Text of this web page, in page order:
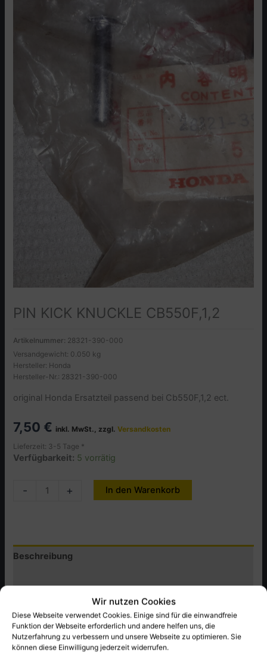
Wir nutzen Cookies
Diese Webseite verwendet Cookies. Einige sind für die einwandfreie
Funktion der Webseite erforderlich und andere helfen uns, die
Nutzerfahrung zu verbessern und unsere Webseite zu optimieren. Sie
können diese Einwilligung jederzeit widerrufen.
PIN KICK KNUCKLE CB550F,1,2
Artikelnummer: 28321-390-000
Versandgewicht: 0.050 kg
Hersteller: Honda
Hersteller-Nr.: 28321-390-000
original Honda Ersatzteil passend bei Cb550F,1,2 ect.
7,50 € inkl. MwSt., zzgl.Versandkosten
Lieferzeit: 3-5 Tage *
Verfügbarkeit: 5 vorrätig
-
Menge
+ In den Warenkorb
Beschreibung
Produktsicherheit (GPSR)
original Honda Ersatzteil passend bei CB550F,1,2 ect.